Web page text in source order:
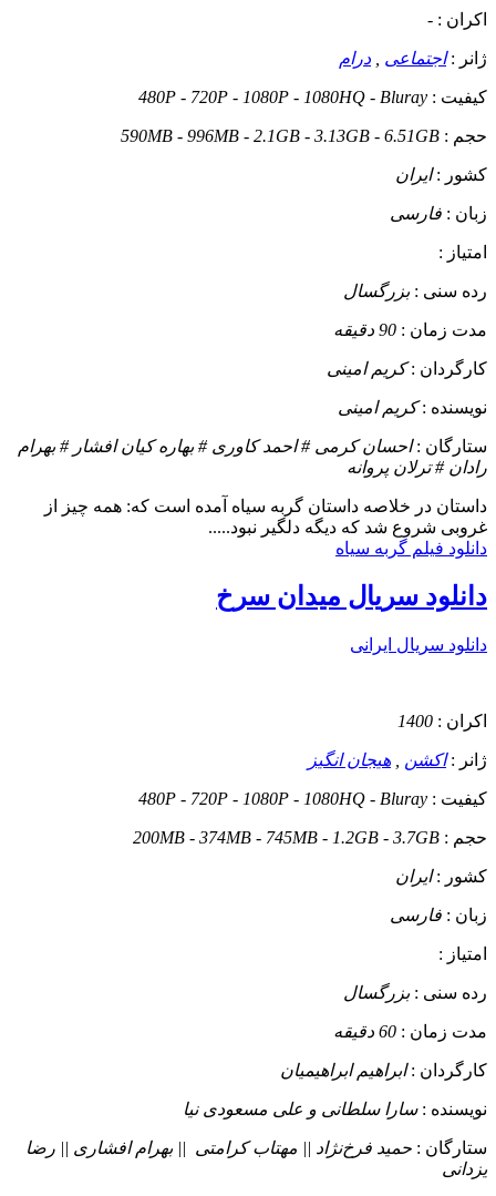
اکران : -
ژانر :اجتماعی درام
کیفیت : 480P - 720P - 1080P - 1080HQ - Bluray
حجم : 590MB - 996MB - 2.1GB - 3.13GB - 6.51GB
کشور :ایران
زبان : فارسی
امتیاز :
رده سنی :بزرگسال
مدت زمان : 90 دقیقه
کارگردان :کریم امینی
نویسنده :کریم امینی
ستارگان :احسان کرمی # احمد کاوری # بهاره کیان افشار # بهرام
رادان # ترلان پروانه
داستان در خلاصه داستان گربه سیاه آمده است که: همه چیز از
غروبی شروع شد که دیگه دلگیر نبود.....
دانلود فیلم گربه سیاه
دانلود سریال میدان سرخ
دانلود سریال ایرانی
اکران : 1400
ژانر :اکشن هیجان انگیز
کیفیت : 480P - 720P - 1080P - 1080HQ - Bluray
حجم : 200MB - 374MB - 745MB - 1.2GB - 3.7GB
کشور :ایران
زبان : فارسی
امتیاز :
رده سنی :بزرگسال
مدت زمان : 60 دقیقه
کارگردان :ابراهیم ابراهیمیان
نویسنده :سارا سلطانی و علی مسعودی نیا
ستارگان : حمید فرخ‌نژاد || مهتاب کرامتی || بهرام افشاری || رضا
یزدانی